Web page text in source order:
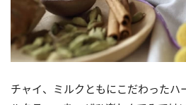
チャイ、ミルクともにこだわったハ